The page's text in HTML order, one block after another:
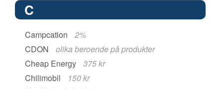
C
Campcation
2%
CDON
olika beroende på produkter
Cheap Energy
375 kr
Chilimobil
150 kr